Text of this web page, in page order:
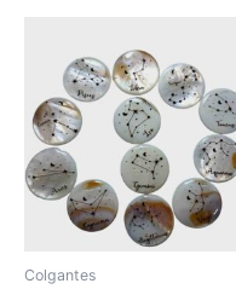
Colgantes